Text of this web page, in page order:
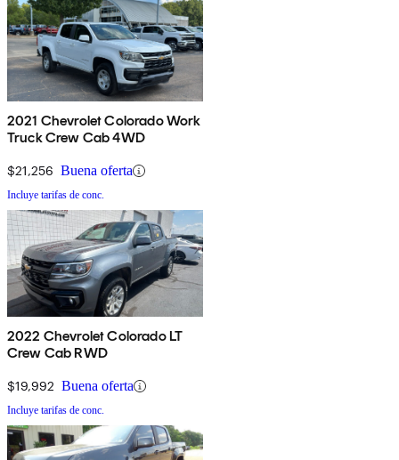
2021 Chevrolet Colorado Work
Truck Crew Cab 4WD
$21,256 Buena oferta
Incluye tarifas de conc.
2022 Chevrolet Colorado LT
Crew Cab RWD
$19,992 Buena oferta
Incluye tarifas de conc.